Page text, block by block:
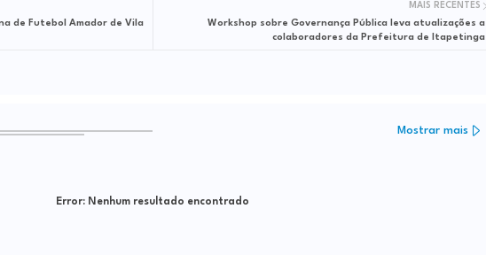
MAIS RECENTES
Workshop sobre Governança Pública leva atualizações a
colaboradores da Prefeitura de Itapetinga
de Futebol Amador de Vila
Mostrar mais
Error:Nenhum resultado encontrado